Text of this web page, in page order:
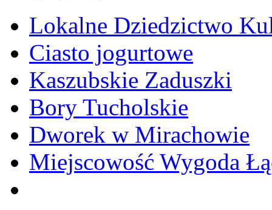
Lokalne Dziedzictwo
Ciasto jogurtowe
Kaszubskie Zaduszki
Bory Tucholskie
Dworek w Mirachowie
Miejscowość Wygoda